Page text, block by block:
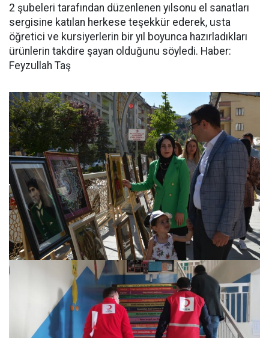
2 şubeleri tarafından düzenlenen yılsonu el sanatları
sergisine katılan herkese teşekkür ederek, usta
öğretici ve kursiyerlerin bir yıl boyunca hazırladıkları
ürünlerin takdire şayan olduğunu söyledi. Haber:
Feyzullah Taş